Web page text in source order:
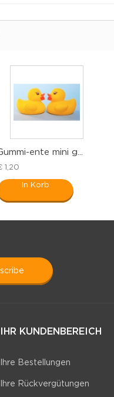
ente mini g...
1,20
In Korb
IHR KUNDENBEREICH
Ihre Bestellungen
Ihre Rückvergütungen